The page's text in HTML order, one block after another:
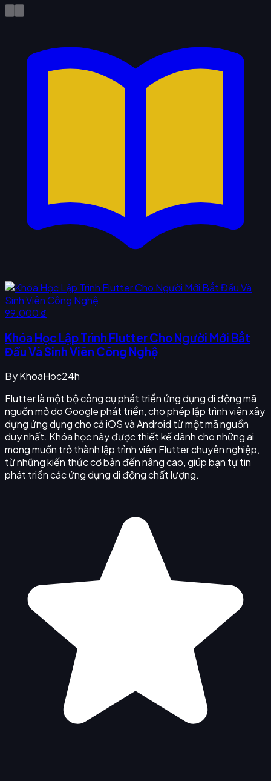
99.000 ₫
Khóa Học Lập Trình Flutter Cho Người Mới Bắt
Đầu Và Sinh Viên Công Nghệ
ByKhoaHoc24h
Flutter là một bộ công cụ phát triển ứng dụng di động mã
nguồn mở do Google phát triển, cho phép lập trình viên xây
dựng ứng dụng cho cả iOS và Android từ một mã nguồn
duy nhất. Khóa học này được thiết kế dành cho những ai
mong muốn trở thành lập trình viên Flutter chuyên nghiệp,
từ những kiến thức cơ bản đến nâng cao, giúp bạn tự tin
phát triển các ứng dụng di động chất lượng.